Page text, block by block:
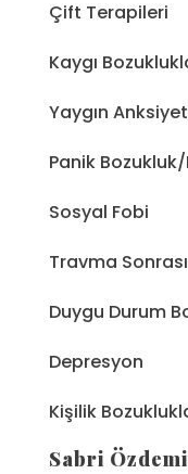
Çift Terapileri
Kaygı
Yaygın
Panik
Sosyal Fobi
Travma
Duygu Durum
Depresyon
Kişilik
Sabri